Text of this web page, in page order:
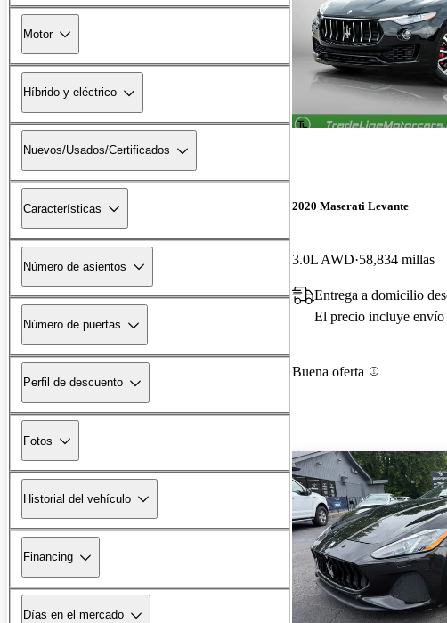
Motor
Híbrido y eléctrico
Nuevos/Usados/Certificados
Características
Número de asientos
Número de puertas
Perfil de descuento
Fotos
Historial del vehículo
Financing
Días en el mercado
2020 Maserati Levante
3.0L AWD 58,834 millas
Entrega a domicilio
El precio incluye envío
Buena oferta